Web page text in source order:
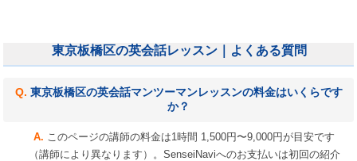
東京板橋区の英会話レッスン｜よくある質問
東京板橋区の英会話マンツーマンレッスンの料金はいくらです
か？
このページの講師の料金は1時間 1,500円〜9,000円が目安です
（講師により異なります）。SenseiNaviへのお支払いは初回の紹介